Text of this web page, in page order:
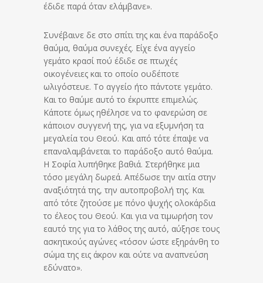
έδιδε παρά όταν ελάμβανε».
Συνέβαινε δε στο σπίτι της και ένα παράδοξο
θαύμα, θαύμα συνεχές. Είχε ένα αγγείο
γεμάτο κρασί πού έδιδε σε πτωχές
οικογένειες και το οποίο ουδέποτε
ωλιγόστευε. Το αγγείο ήτο πάντοτε γεμάτο.
Και το θαύμε αυτό το έκρυπτε επιμελώς.
Κάποτε όμως ηθέλησε να το φανερώση σε
κάποιον συγγενή της, για να εξυμνήση τα
μεγαλεία του Θεού. Και από τότε έπαψε να
επαναλαμβάνεται το παράδοξο αυτό θαύμα.
Η Σοφία λυπήθηκε βαθιά. Στερήθηκε μια
τόσο μεγάλη δωρεά. Απέδωσε την αιτία στην
αναξιότητά της, την αυτοπροβολή της. Και
από τότε ζητούσε με πόνο ψυχής ολοκάρδια
το έλεος του Θεού. Και για να τιμωρήση τον
εαυτό της για το λάθος της αυτό, αύξησε τους
ασκητικούς αγώνες «τόσον ώστε εξηράνθη το
σώμα της εις άκρον και ούτε να αναπνεύση
εδύνατο».